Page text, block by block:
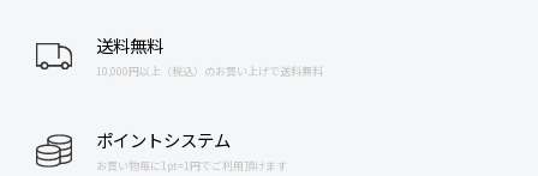
送料無料
10,000円以上（税込）のお買い上げで送料無料
ポイントシステム
お買い物毎に1pt=1円でご利用頂けます